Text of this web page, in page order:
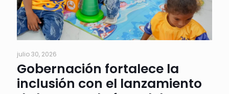
julio 30, 2026
Gobernación fortalece la
inclusión con el lanzamiento